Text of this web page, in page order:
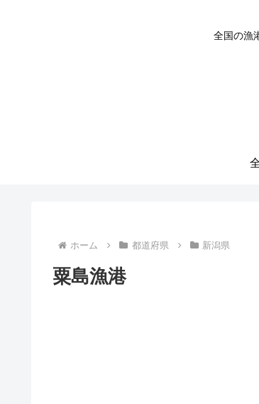
全国の漁
ホーム 都道府県 新潟県
粟島漁港